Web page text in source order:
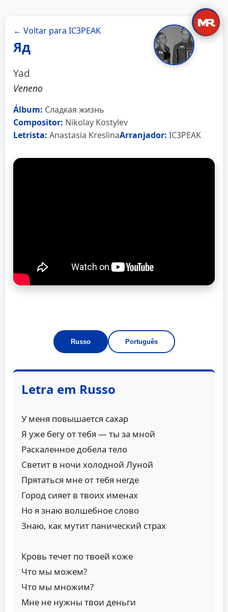
← Voltar para IC3PEAK
Яд
Yad
Veneno
Álbum: Сладкая жизнь
Compositor: Nikolay Kostylev
Letrista: Anastasia KreslinaArranjador: IC3PEAK
Russo Português
Letra em Russo
У меня повышается сахар
Я уже бегу от тебя — ты за мной
Раскаленное добела тело
Светит в ночи холодной Луной
Прятаться мне от тебя негде
Город сияет в твоих именах
Но я знаю волшебное слово
Знаю, как мутит панический страх
Кровь течет по твоей коже
Что мы можем?
Что мы множим?
Мне не нужны твои деньги